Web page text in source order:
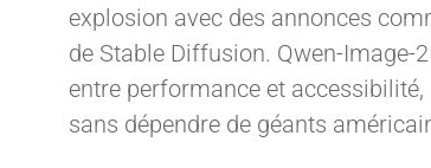
explosion avec des annonces
de Stable Diffusion. Qwen-
entre performance et
sans dépendre de géants